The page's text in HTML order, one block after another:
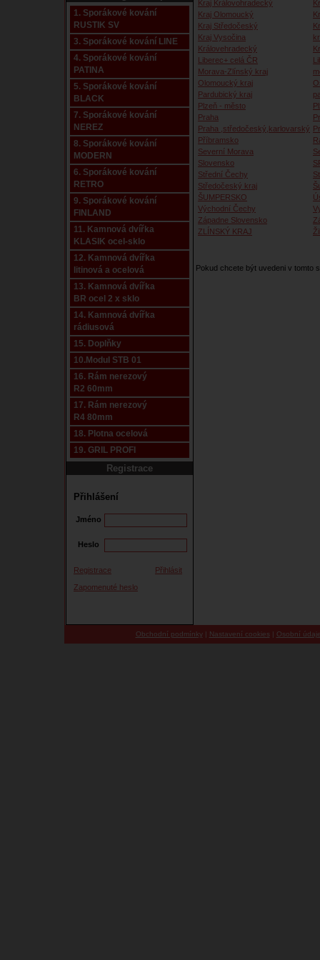
1. Sporákové kování
RUSTIK SV
3. Sporákové kování LINE
4. Sporákové kování
PATINA
5. Sporákové kování
BLACK
7. Sporákové kování
NEREZ
8. Sporákové kování
MODERN
6. Sporákové kování
RETRO
9. Sporákové kování
FINLAND
11. Kamnová dvířka
KLASIK ocel-sklo
12. Kamnová dvířka
litinová a ocelová
13. Kamnová dvířka
BR ocel 2 x sklo
14. Kamnová dvířka
rádiusová
15. Doplňky
10.Modul STB 01
16. Rám nerezový
R2 60mm
17. Rám nerezový
R4 80mm
18. Plotna ocelová
19. GRIL PROFI
Registrace
Přihlášení
Jméno
Heslo
Registrace
Přihlásit
Zapomenuté heslo
Kraj Královohradecký
Kraj Olomoucký
Kraj Středočeský
Kraj Vysočina
Královehradecký
Liberec+ celá ČR
Morava-Zlínský kraj
Olomoucký kraj
Pardubický kraj
Plzeň - město
Praha
Praha ,středočeský,karlovarský
Příbramsko
Severní Morava
Slovensko
Střední Čechy
Středočeský kraj
ŠUMPERSKO
Východní Čechy
Západne Slovensko
ZLÍNSKÝ KRAJ
Pokud chcete být uvedeni v tomto
Obchodní podmínky| Nastavení cookies | Osobní